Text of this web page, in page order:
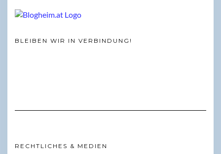
BLEIBEN WIR IN VERBINDUNG!
RECHTLICHES & MEDIEN